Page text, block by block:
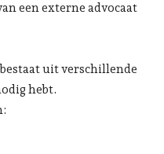
een externe advocaat
uit verschillende
hebt.